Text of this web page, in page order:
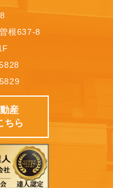
根637-8
産
ちら